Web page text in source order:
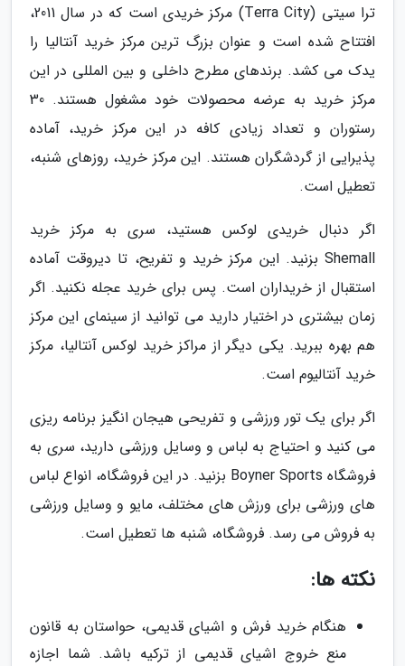
ترا سیتی (Terra City) مرکز خریدی است که در سال 2011،
افتتاح شده است و عنوان بزرگ ترین مرکز خرید آنتالیا را
یدک می کشد. برندهای مطرح داخلی و بین المللی در این
مرکز خرید به عرضه محصولات خود مشغول هستند. 30
رستوران و تعداد زیادی کافه در این مرکز خرید، آماده
پذیرایی از گردشگران هستند. این مرکز خرید، روزهای شنبه،
تعطیل است.
اگر دنبال خریدی لوکس هستید، سری به مرکز خرید
Shemall بزنید. این مرکز خرید و تفریح، تا دیروقت آماده
استقبال از خریداران است. پس برای خرید عجله نکنید. اگر
زمان بیشتری در اختیار دارید می توانید از سینمای این مرکز
هم بهره ببرید. یکی دیگر از مراکز خرید لوکس آنتالیا، مرکز
خرید آنتالیوم است.
اگر برای یک تور ورزشی و تفریحی هیجان انگیز برنامه ریزی
می کنید و احتیاج به لباس و وسایل ورزشی دارید، سری به
فروشگاه Boyner Sports بزنید. در این فروشگاه، انواع لباس
های ورزشی برای ورزش های مختلف، مایو و وسایل ورزشی
به فروش می رسد. فروشگاه، شنبه ها تعطیل است.
نکته ها:
هنگام خرید فرش و اشیای قدیمی، حواستان به قانون
منع خروج اشیای قدیمی از ترکیه باشد. شما اجازه